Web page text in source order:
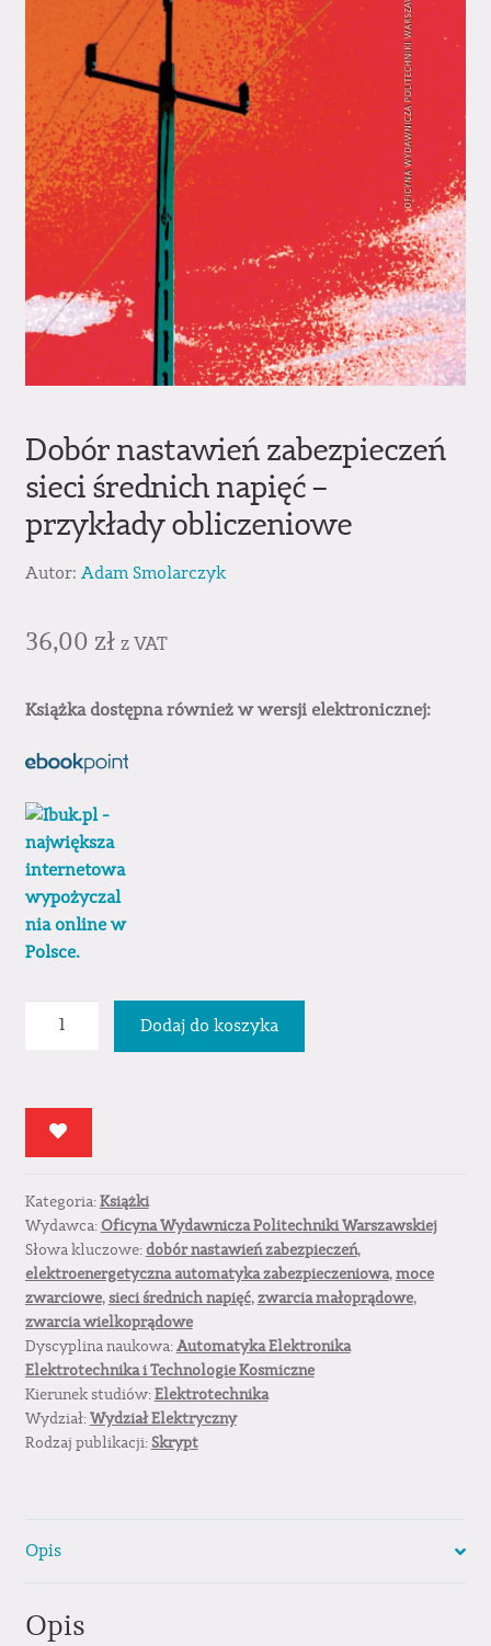
Dobór nastawień zabezpieczeń
sieci średnich napięć –
przykłady obliczeniowe
Autor: Adam Smolarczyk
36,00 zł z VAT
Książka dostępna również w wersji elektronicznej:
sieci
–
przykłady
obliczeniowe
Dodaj do koszyka
Kategoria:Książki
Wydawca: Oficyna Wydawnicza Politechniki Warszawskiej
Słowa kluczowe:dobór nastawień zabezpieczeń,
elektroenergetyczna automatyka zabezpieczeniowa,moce
zwarciowe, sieci średnich napięć,zwarcia małoprądowe,
zwarcia wielkoprądowe
Dyscyplina naukowa:Automatyka Elektronika
Elektrotechnika i Technologie Kosmiczne
Kierunek studiów:Elektrotechnika
Wydział:Wydział Elektryczny
Rodzaj publikacji: Skrypt
Opis
Opis